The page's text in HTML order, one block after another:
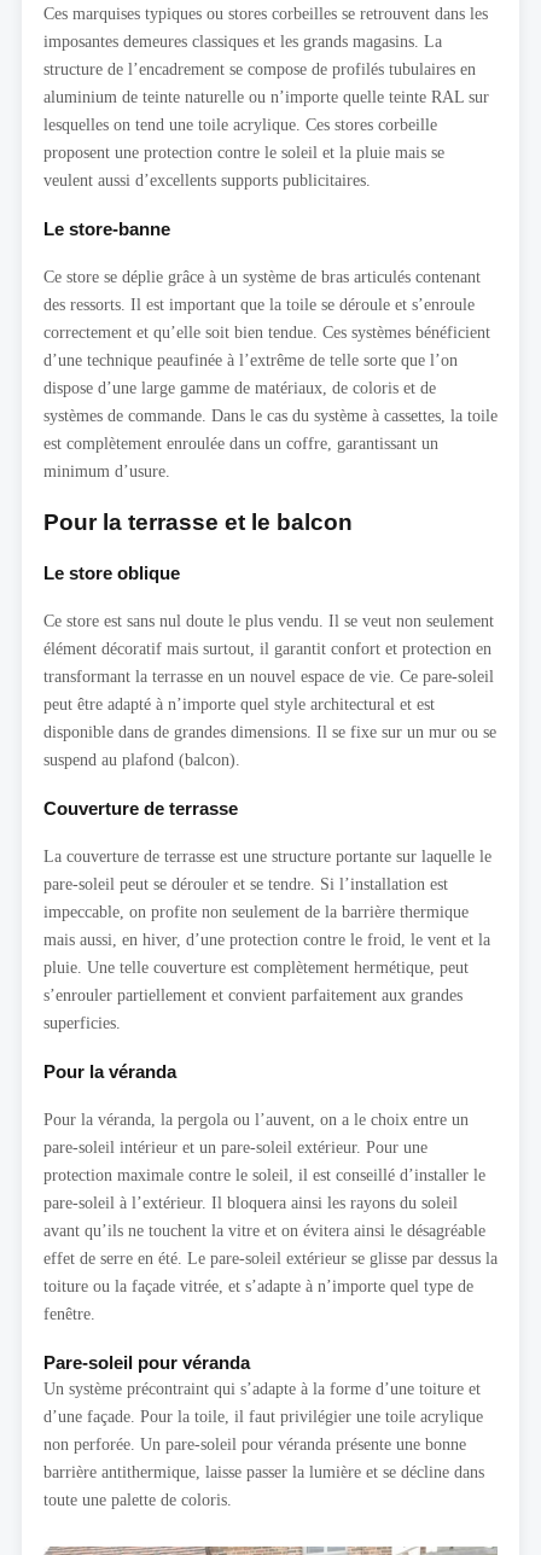
Ces marquises typiques ou stores corbeilles se retrouvent dans les
imposantes demeures classiques et les grands magasins. La
structure de l’encadrement se compose de profilés tubulaires en
aluminium de teinte naturelle ou n’importe quelle teinte RAL sur
lesquelles on tend une toile acrylique. Ces stores corbeille
proposent une protection contre le soleil et la pluie mais se
veulent aussi d’excellents supports publicitaires.
Le store-banne
Ce store se déplie grâce à un système de bras articulés contenant
des ressorts. Il est important que la toile se déroule et s’enroule
correctement et qu’elle soit bien tendue. Ces systèmes bénéficient
d’une technique peaufinée à l’extrême de telle sorte que l’on
dispose d’une large gamme de matériaux, de coloris et de
systèmes de commande. Dans le cas du système à cassettes, la toile
est complètement enroulée dans un coffre, garantissant un
minimum d’usure.
Pour la terrasse et le balcon
Le store oblique
Ce store est sans nul doute le plus vendu. Il se veut non seulement
élément décoratif mais surtout, il garantit confort et protection en
transformant la terrasse en un nouvel espace de vie. Ce pare-soleil
peut être adapté à n’importe quel style architectural et est
disponible dans de grandes dimensions. Il se fixe sur un mur ou se
suspend au plafond (balcon).
Couverture de terrasse
La couverture de terrasse est une structure portante sur laquelle le
pare-soleil peut se dérouler et se tendre. Si l’installation est
impeccable, on profite non seulement de la barrière thermique
mais aussi, en hiver, d’une protection contre le froid, le vent et la
pluie. Une telle couverture est complètement hermétique, peut
s’enrouler partiellement et convient parfaitement aux grandes
superficies.
Pour la véranda
Pour la véranda, la pergola ou l’auvent, on a le choix entre un
pare-soleil intérieur et un pare-soleil extérieur. Pour une
protection maximale contre le soleil, il est conseillé d’installer le
pare-soleil à l’extérieur. Il bloquera ainsi les rayons du soleil
avant qu’ils ne touchent la vitre et on évitera ainsi le désagréable
effet de serre en été. Le pare-soleil extérieur se glisse par dessus la
toiture ou la façade vitrée, et s’adapte à n’importe quel type de
fenêtre.
Pare-soleil pour véranda
Un système précontraint qui s’adapte à la forme d’une toiture et
d’une façade. Pour la toile, il faut privilégier une toile acrylique
non perforée. Un pare-soleil pour véranda présente une bonne
barrière antithermique, laisse passer la lumière et se décline dans
toute une palette de coloris.